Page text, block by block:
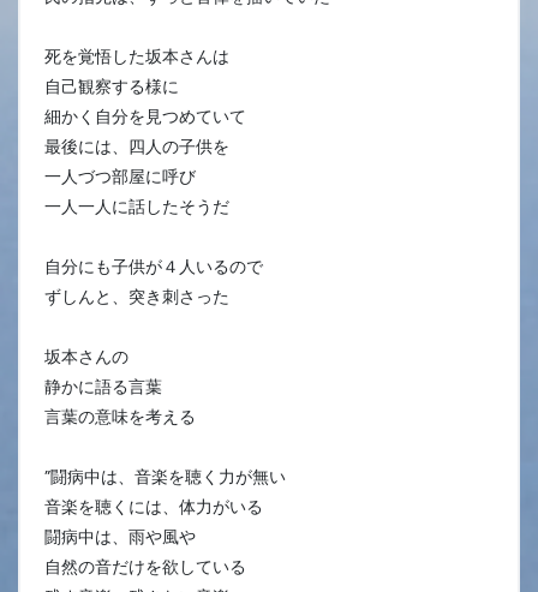
死を覚悟した坂本さんは
自己観察する様に
細かく自分を見つめていて
最後には、四人の子供を
一人づつ部屋に呼び
一人一人に話したそうだ
自分にも子供が４人いるので
ずしんと、突き刺さった
坂本さんの
静かに語る言葉
言葉の意味を考える
”闘病中は、音楽を聴く力が無い
音楽を聴くには、体力がいる
闘病中は、雨や風や
自然の音だけを欲している